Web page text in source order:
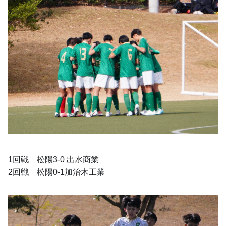
1回戦　松陽3-0 出水商業
2回戦　松陽0-1加治木工業